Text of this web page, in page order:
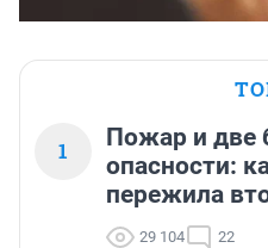
1
Пожар и две
опасности:
пережила
29 104 22